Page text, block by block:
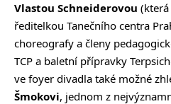
Vlastou Schneiderovou
ředitelkou Tanečního centra
choreografy a členy
TCP a baletní přípravky
ve foyer divadla také možné
Šmokovi, jednom z